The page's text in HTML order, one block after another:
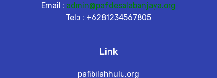
Email : admin@pafidesalabanjaya.org
Telp : +6281234567805
Link
pafibilahhulu.org